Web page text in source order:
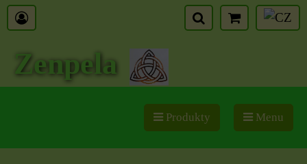
Zenpela
Produkty Menu